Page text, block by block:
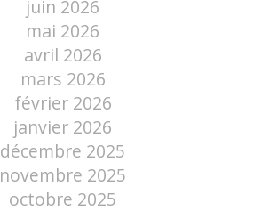
juin 2026
mai 2026
avril 2026
mars 2026
février 2026
janvier 2026
décembre 2025
novembre 2025
octobre 2025